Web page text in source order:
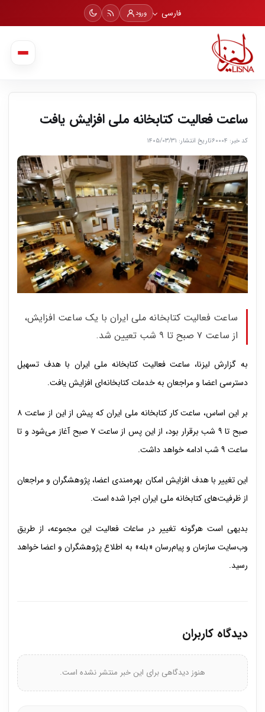
فارسی ورود
ساعت فعالیت کتابخانه ملی افزایش یافت
کد خبر: ۶۰۰۰۴ تاریخ انتشار: ۱۴۰۵/۰۳/۳۱
ساعت فعالیت کتابخانه ملی ایران با یک ساعت افزایش،
از ساعت ۷ صبح تا ۹ شب تعیین شد.
به گزارش لیزنا، ساعت فعالیت کتابخانه ملی ایران با هدف تسهیل
دسترسی اعضا و مراجعان به خدمات کتابخانه‌ای افزایش یافت.
بر این اساس، ساعت کار کتابخانه ملی ایران که پیش از این از ساعت ۸
صبح تا ۹ شب برقرار بود، از این پس از ساعت ۷ صبح آغاز می‌شود و تا
ساعت ۹ شب ادامه خواهد داشت.
این تغییر با هدف افزایش امکان بهره‌مندی اعضا، پژوهشگران و مراجعان
از ظرفیت‌های کتابخانه ملی ایران اجرا شده است.
بدیهی است هرگونه تغییر در ساعات فعالیت این مجموعه، از طریق
وب‌سایت سازمان و پیام‌رسان «بله» به اطلاع پژوهشگران و اعضا خواهد
رسید.
دیدگاه کاربران
هنوز دیدگاهی برای این خبر منتشر نشده است.